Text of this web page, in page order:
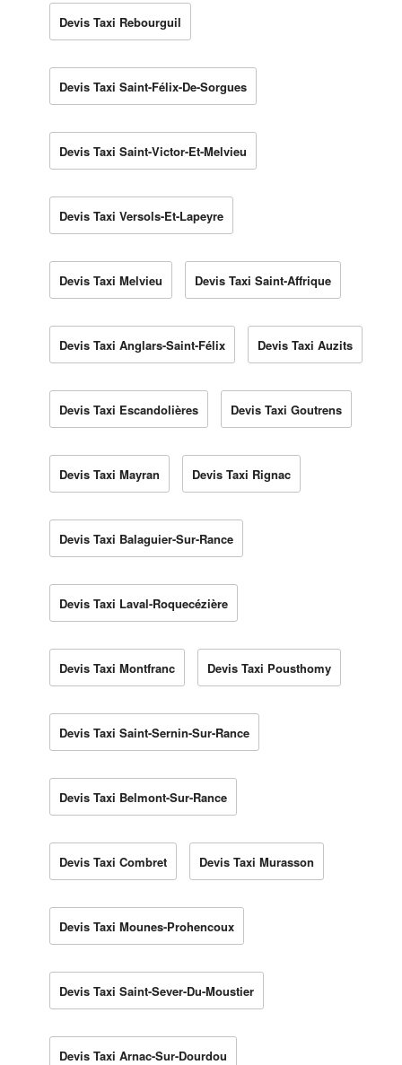
Devis Taxi Rebourguil
Devis Taxi Saint-Félix-De-Sorgues
Devis Taxi Saint-Victor-Et-Melvieu
Devis Taxi Versols-Et-Lapeyre
Devis Taxi Melvieu Devis Taxi Saint-Affrique
Devis Taxi Anglars-Saint-Félix Devis Taxi Auzits
Devis Taxi Escandolières Devis Taxi Goutrens
Devis Taxi Mayran Devis Taxi Rignac
Devis Taxi Balaguier-Sur-Rance
Devis Taxi Laval-Roquecézière
Devis Taxi Montfranc Devis Taxi Pousthomy
Devis Taxi Saint-Sernin-Sur-Rance
Devis Taxi Belmont-Sur-Rance
Devis Taxi Combret Devis Taxi Murasson
Devis Taxi Mounes-Prohencoux
Devis Taxi Saint-Sever-Du-Moustier
Devis Taxi Arnac-Sur-Dourdou